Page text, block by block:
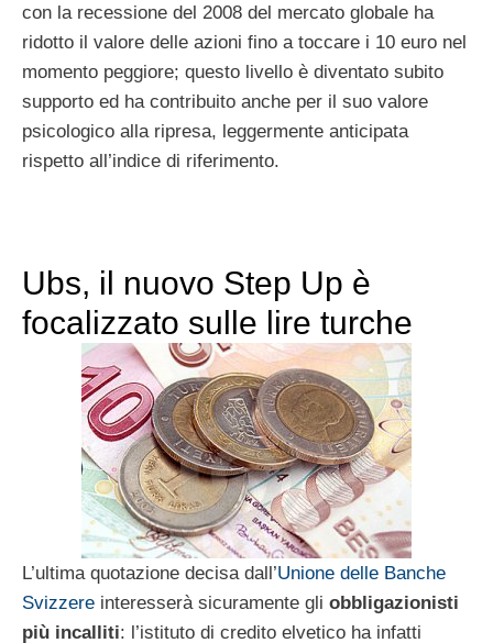
con la recessione del 2008 del mercato globale ha
ridotto il valore delle azioni fino a toccare i 10 euro nel
momento peggiore; questo livello è diventato subito
supporto ed ha contribuito anche per il suo valore
psicologico alla ripresa, leggermente anticipata
rispetto all’indice di riferimento.
Ubs, il nuovo Step Up è
focalizzato sulle lire turche
L’ultima quotazione decisa dall’Unione delle Banche
Svizzere interesserà sicuramente gli obbligazionisti
più incalliti: l’istituto di credito elvetico ha infatti